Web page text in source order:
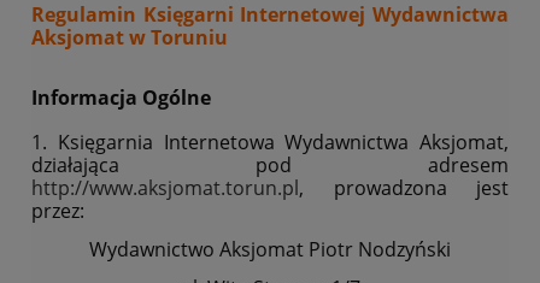
Regulamin Księgarni Internetowej Wydawnictwa
Aksjomat w Toruniu
Informacja Ogólne
1. Księgarnia Internetowa Wydawnictwa Aksjomat,
działająca pod adresem
http://www.aksjomat.torun.pl, prowadzona jest
przez:
Wydawnictwo Aksjomat Piotr Nodzyński